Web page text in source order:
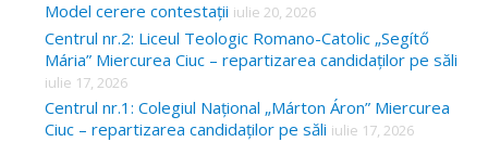
Model cerere contestații iulie 20, 2026
Centrul nr.2: Liceul Teologic Romano-Catolic „Segítő
Mária” Miercurea Ciuc – repartizarea candidaților pe săli
iulie 17, 2026
Centrul nr.1: Colegiul Național „Márton Áron” Miercurea
Ciuc – repartizarea candidaților pe săli iulie 17, 2026